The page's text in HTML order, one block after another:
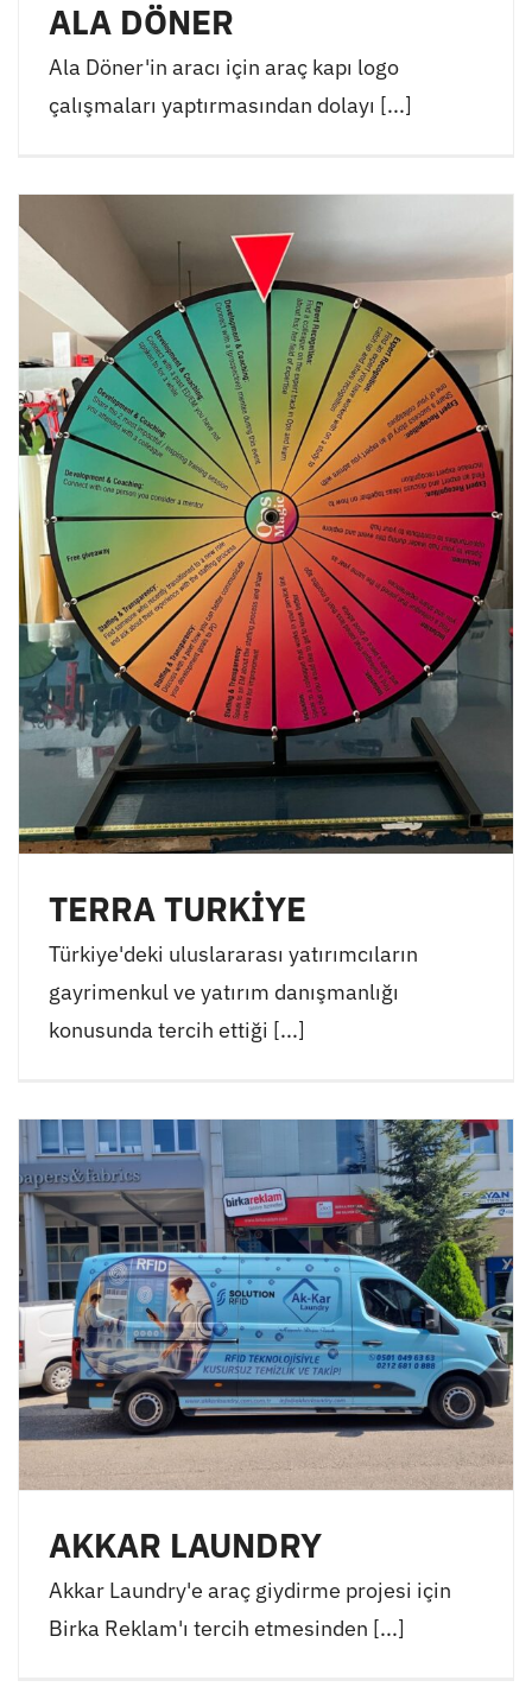
ALA DÖNER
Ala Döner'in aracı için araç kapı logo
çalışmaları yaptırmasından dolayı [...]
TERRA TURKİYE
Türkiye'deki uluslararası yatırımcıların
gayrimenkul ve yatırım danışmanlığı
konusunda tercih ettiği [...]
AKKAR LAUNDRY
Akkar Laundry'e araç giydirme projesi için
Birka Reklam'ı tercih etmesinden [...]